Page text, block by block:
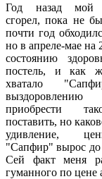
Год назад мой
сгорел, пока не
почти год
но в апреле-мае на
состоянию
постель, и как
хватало
приобрести
поставить, но
удивление,
"Сапфир" вырос до
Сей факт меня
гуманного по цене